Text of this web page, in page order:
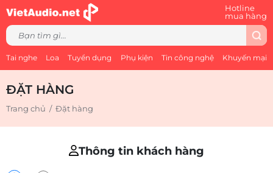
Hotline
mua hàng
Tai nghe Loa Tuyển dụng Phụ kiện Tin công nghệ Khuyến mại
ĐẶT HÀNG
Trang chủ / Đặt hàng
Thông tin khách hàng